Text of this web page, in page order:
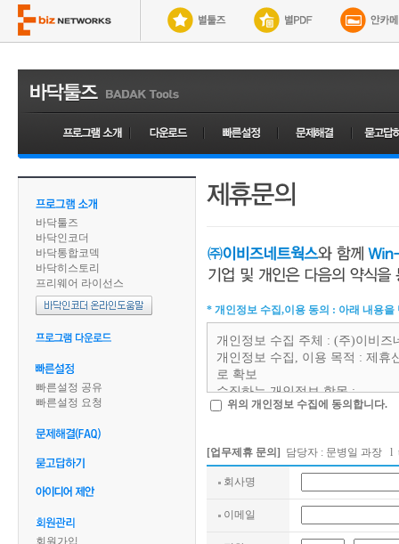
바닥툴즈
바닥인코더
바닥통합코덱
바닥히스토리
프리웨어 라이선스
빠른설정 공유
빠른설정 요청
회원가입
* 개인정보 수집,이용 동의 : 아래 내용
개인정보 수집 주체 : (주)이비즈
개인정보 수집, 이용 목적 : 제휴
로 확보
수집하는 개인정보 항목 :
- 필수항목 : 회사명, 담당자 이
단, 관계법령의 규정에 의하여
보를 보관할 수 있습니다.
위의 개인정보 수집에 동의합니다.
[업무제휴 문의] 담당자 : 문병일 과장 l
회사명
이메일